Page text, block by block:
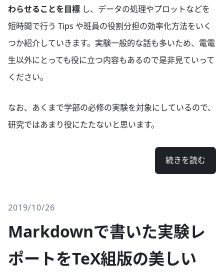
わらせることを目標 し、データの処理やプロットなどを
短時間で行う Tips や班員の役割分担の効率化方法をいく
つか紹介していきます。実験一般的な話も多いため、電電
生以外にとっても役に立つ内容もあるので是非見ていって
ください。
なお、あくまで学部の必修の実験を対象にしているので、
研究ではあまり役にたたないと思います。
続きを読む
2019/10/26
Markdownで書いた実験レ
ポートをTeX組版の美しい